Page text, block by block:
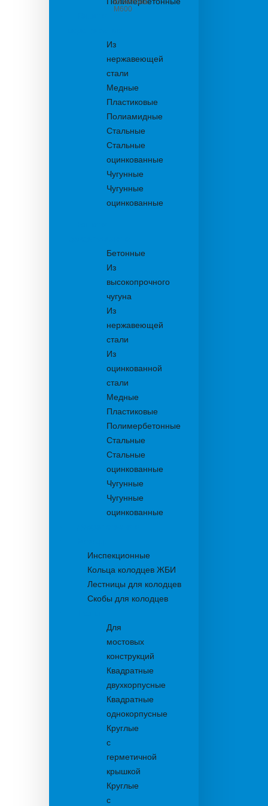
из бетона
М600
Из
нержавеющей
стали
Медные
Пластиковые
Полиамидные
Стальные
Стальные
оцинкованные
Чугунные
Чугунные
оцинкованные
Бетонные
Из
высокопрочного
чугуна
Из
нержавеющей
стали
Из
оцинкованной
стали
Медные
Пластиковые
Полимербетонные
Стальные
Стальные
оцинкованные
Чугунные
Чугунные
оцинкованные
Инспекционные
Кольца колодцев ЖБИ
Лестницы для колодцев
Скобы для колодцев
Для
мостовых
конструкций
Квадратные
двухкорпусные
Квадратные
однокорпусные
Круглые
с
герметичной
крышкой
Круглые
с